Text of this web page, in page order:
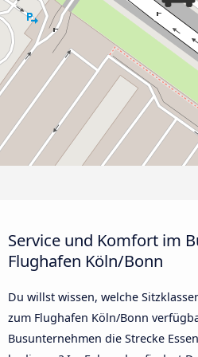
Service und Komfort im
Flughafen Köln/Bonn
Du willst wissen, welche
zum Flughafen Köln/Bonn
Busunternehmen die Strecke